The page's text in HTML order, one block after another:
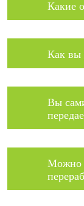
Какие
Как вы
Вы
Можно